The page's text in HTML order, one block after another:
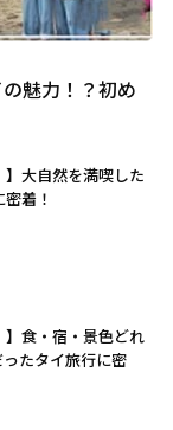
魅力！？初め
】大自然を満喫した
着！
】食・宿・景色どれ
たタイ旅行に密